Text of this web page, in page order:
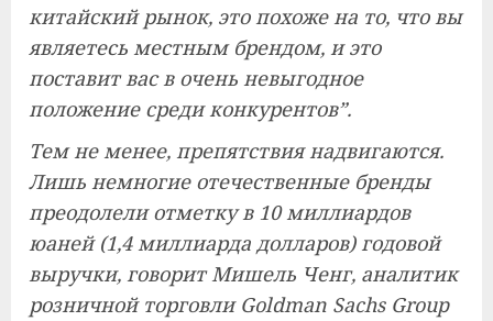
китайский рынок, это похоже на то, что вы
являетесь местным брендом, и это
поставит вас в очень невыгодное
положение среди конкурентов”.
Тем не менее, препятствия надвигаются.
Лишь немногие отечественные бренды
преодолели отметку в 10 миллиардов
юаней (1,4 миллиарда долларов) годовой
выручки, говорит Мишель Ченг, аналитик
розничной торговли Goldman Sachs Group